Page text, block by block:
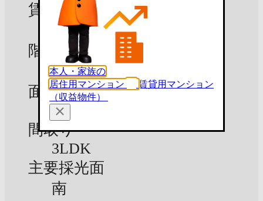
賃料
5.9万円
階数
4階
面積
79.56m²
間取り
3LDK
主要採光面
南
本人・家族の
居住用マンション
賃貸用マンション
（収益物件）